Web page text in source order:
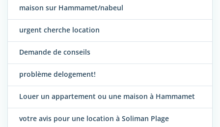
maison sur Hammamet/nabeul
urgent cherche location
Demande de conseils
problème delogement!
Louer un appartement ou une maison à Hammamet
votre avis pour une location à Soliman Plage